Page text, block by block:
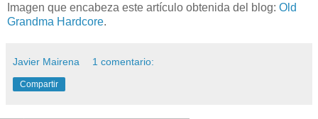
Imagen que encabeza este artículo obtenida del blog: Old
Grandma Hardcore.
Javier Mairena 1 comentario:
Compartir